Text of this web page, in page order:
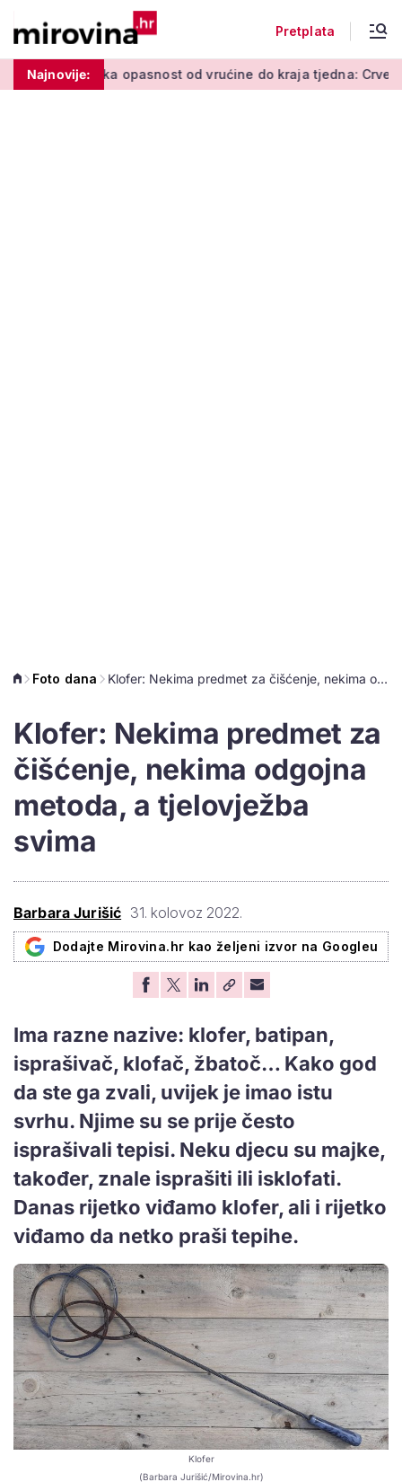
Pretplata
Najnovije:
opasnost od vrućine do kraja tjedna: Crveno upozorenje
Foto dana Klofer: Nekima predmet za čišćenje, nekima odgojna metoda, a tjelovježba svima
Klofer: Nekima predmet za
čišćenje, nekima odgojna
metoda, a tjelovježba
svima
Barbara Jurišić 31. kolovoz 2022.
Dodajte Mirovina.hr kao željeni izvor na Googleu
Ima razne nazive: klofer, batipan,
isprašivač, klofač, žbatoč… Kako god
da ste ga zvali, uvijek je imao istu
svrhu. Njime su se prije često
isprašivali tepisi. Neku djecu su majke,
također, znale isprašiti ili isklofati.
Danas rijetko viđamo klofer, ali i rijetko
viđamo da netko praši tepihe.
Klofer
(Barbara Jurišić/Mirovina.hr)